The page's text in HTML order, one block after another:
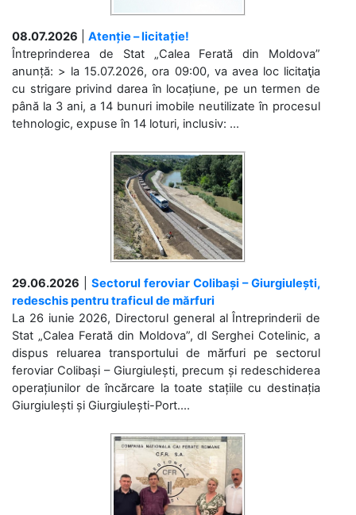
08.07.2026
Atenție – licitație!
Întreprinderea de Stat „Calea Ferată din Moldova”
anunță: > la 15.07.2026, ora 09:00, va avea loc licitaţia
cu strigare privind darea în locațiune, pe un termen de
până la 3 ani, a 14 bunuri imobile neutilizate în procesul
tehnologic, expuse în 14 loturi, inclusiv: ...
29.06.2026
Sectorul feroviar Colibași – Giurgiulești,
redeschis pentru traficul de mărfuri
La 26 iunie 2026, Directorul general al Întreprinderii de
Stat „Calea Ferată din Moldova”, dl Serghei Cotelinic, a
dispus reluarea transportului de mărfuri pe sectorul
feroviar Colibași – Giurgiulești, precum și redeschiderea
operațiunilor de încărcare la toate stațiile cu destinația
Giurgiulești și Giurgiulești-Port....